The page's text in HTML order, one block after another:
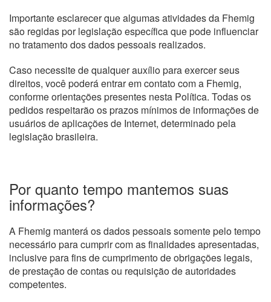
Importante esclarecer que algumas atividades da Fhemig
são regidas por legislação específica que pode influenciar
no tratamento dos dados pessoais realizados.
Caso necessite de qualquer auxílio para exercer seus
direitos, você poderá entrar em contato com a Fhemig,
conforme orientações presentes nesta Política. Todas os
pedidos respeitarão os prazos mínimos de informações de
usuários de aplicações de Internet, determinado pela
legislação brasileira.
Por quanto tempo mantemos suas
informações?
A Fhemig manterá os dados pessoais somente pelo tempo
necessário para cumprir com as finalidades apresentadas,
inclusive para fins de cumprimento de obrigações legais,
de prestação de contas ou requisição de autoridades
competentes.